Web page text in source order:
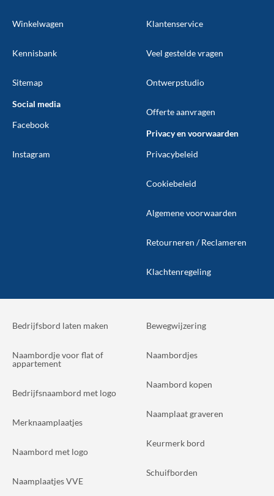
Winkelwagen
Kennisbank
Sitemap
Social media
Facebook
Instagram
Klantenservice
Veel gestelde vragen
Ontwerpstudio
Offerte aanvragen
Privacy en voorwaarden
Privacybeleid
Cookiebeleid
Algemene voorwaarden
Retourneren / Reclameren
Klachtenregeling
Bedrijfsbord laten maken
Naambordje voor flat of
appartement
Bedrijfsnaambord met logo
Merknaamplaatjes
Naambord met logo
Naamplaatjes VVE
Bewegwijzering
Naambordjes
Naambord kopen
Naamplaat graveren
Keurmerk bord
Schuifborden